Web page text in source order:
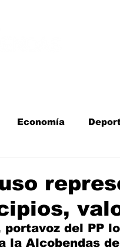
Economía
e infancia
Kit Digital
portavoz del PP
la Alcobendas